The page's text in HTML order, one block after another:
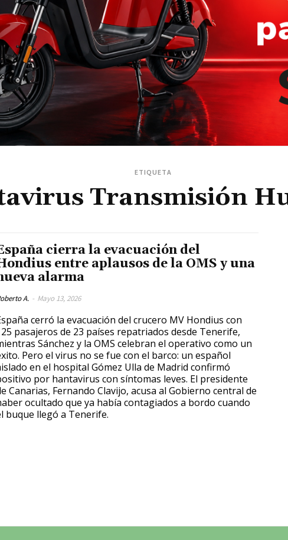
ETIQUETA
Transmisión
cierra la evacuación del
entre aplausos de la OMS y una
alarma
A. - Mayo 13, 2026
cerró la evacuación del crucero MV Hondius con
pasajeros de 23 países repatriados desde Tenerife,
Sánchez y la OMS celebran el operativo como un
Pero el virus no se fue con el barco: un español
en el hospital Gómez Ulla de Madrid confirmó
por hantavirus con síntomas leves. El presidente
Canarias, Fernando Clavijo, acusa al Gobierno central de
ocultado que ya había contagiados a bordo cuando
buque llegó a Tenerife.